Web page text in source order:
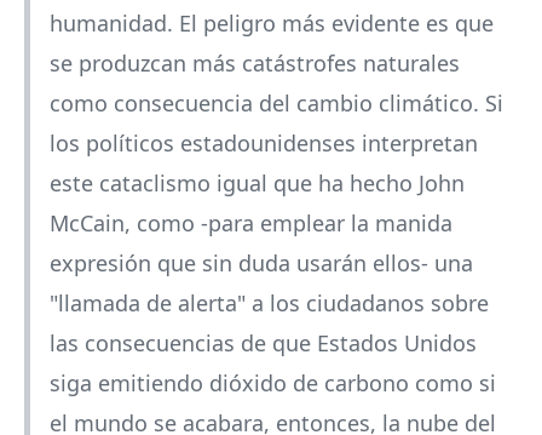
humanidad. El peligro más evidente es que
se produzcan más catástrofes naturales
como consecuencia del cambio climático. Si
los políticos estadounidenses interpretan
este cataclismo igual que ha hecho John
McCain, como -para emplear la manida
expresión que sin duda usarán ellos- una
"llamada de alerta" a los ciudadanos sobre
las consecuencias de que Estados Unidos
siga emitiendo dióxido de carbono como si
el mundo se acabara, entonces, la nube del